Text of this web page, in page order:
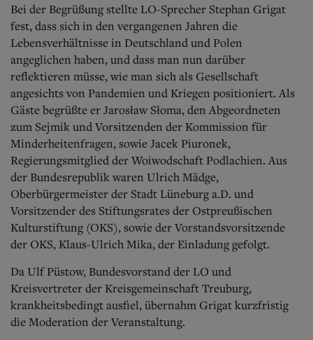
Bei der Begrüßung stellte LO-Sprecher Stephan Grigat
fest, dass sich in den vergangenen Jahren die
Lebensverhältnisse in Deutschland und Polen
angeglichen haben, und dass man nun darüber
reflektieren müsse, wie man sich als Gesellschaft
angesichts von Pandemien und Kriegen positioniert. Als
Gäste begrüßte er Jarosław Słoma, den Abgeordneten
zum Sejmik und Vorsitzenden der Kommission für
Minderheitenfragen, sowie Jacek Piuronek,
Regierungsmitglied der Woiwodschaft Podlachien. Aus
der Bundesrepublik waren Ulrich Mädge,
Oberbürgermeister der Stadt Lüneburg a.D. und
Vorsitzender des Stiftungsrates der Ostpreußischen
Kulturstiftung (OKS), sowie der Vorstandsvorsitzende
der OKS, Klaus-Ulrich Mika, der Einladung gefolgt.
Da Ulf Püstow, Bundesvorstand der LO und
Kreisvertreter der Kreisgemeinschaft Treuburg,
krankheitsbedingt ausfiel, übernahm Grigat kurzfristig
die Moderation der Veranstaltung.